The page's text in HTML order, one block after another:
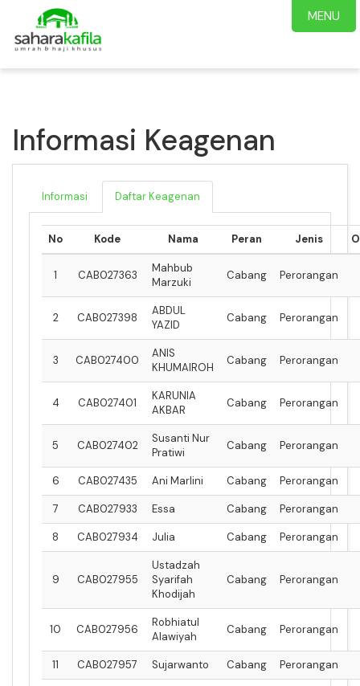
Informasi Keagenan
Informasi Daftar Keagenan
No Kode Nama Peran Jenis
1 CAB027363
Mahbub
Marzuki
Cabang Perorangan
2 CAB027398
ABDUL
YAZID
Cabang Perorangan
3 CAB027400
ANIS
KHUMAIROH
Cabang Perorangan
4 CAB027401
KARUNIA
AKBAR
Cabang Perorangan
5 CAB027402
Susanti Nur
Pratiwi
Cabang Perorangan
6 CAB027435 Ani Marlini Cabang Perorangan
7 CAB027933 Essa Cabang Perorangan
8 CAB027934 Julia Cabang Perorangan
9 CAB027955
Ustadzah
Syarifah
Khodijah
Cabang Perorangan
10 CAB027956
Robhiatul
Alawiyah
Cabang Perorangan
11 CAB027957 Sujarwanto Cabang Perorangan
MENU